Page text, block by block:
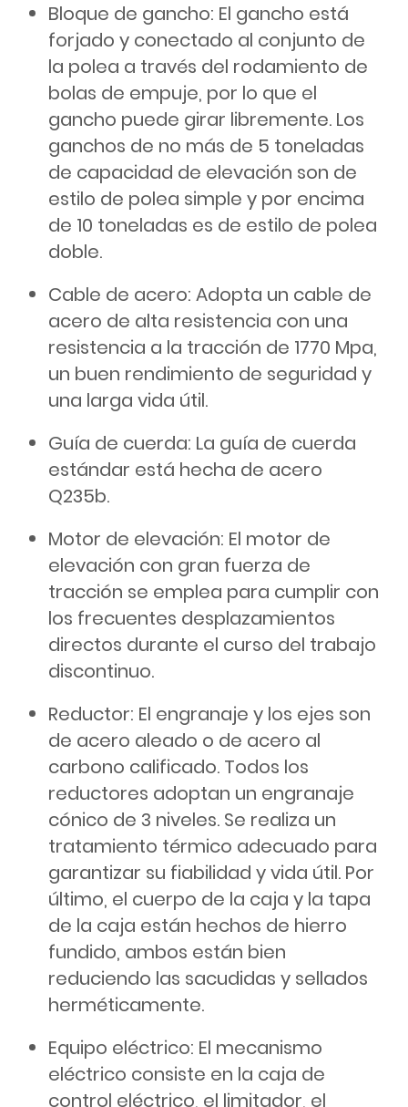
Bloque de gancho: El gancho está
forjado y conectado al conjunto de
la polea a través del rodamiento de
bolas de empuje, por lo que el
gancho puede girar libremente. Los
ganchos de no más de 5 toneladas
de capacidad de elevación son de
estilo de polea simple y por encima
de 10 toneladas es de estilo de polea
doble.
Cable de acero: Adopta un cable de
acero de alta resistencia con una
resistencia a la tracción de 1770 Mpa,
un buen rendimiento de seguridad y
una larga vida útil.
Guía de cuerda: La guía de cuerda
estándar está hecha de acero
Q235b.
Motor de elevación: El motor de
elevación con gran fuerza de
tracción se emplea para cumplir con
los frecuentes desplazamientos
directos durante el curso del trabajo
discontinuo.
Reductor: El engranaje y los ejes son
de acero aleado o de acero al
carbono calificado. Todos los
reductores adoptan un engranaje
cónico de 3 niveles. Se realiza un
tratamiento térmico adecuado para
garantizar su fiabilidad y vida útil. Por
último, el cuerpo de la caja y la tapa
de la caja están hechos de hierro
fundido, ambos están bien
reduciendo las sacudidas y sellados
herméticamente.
Equipo eléctrico: El mecanismo
eléctrico consiste en la caja de
control eléctrico, el limitador, el